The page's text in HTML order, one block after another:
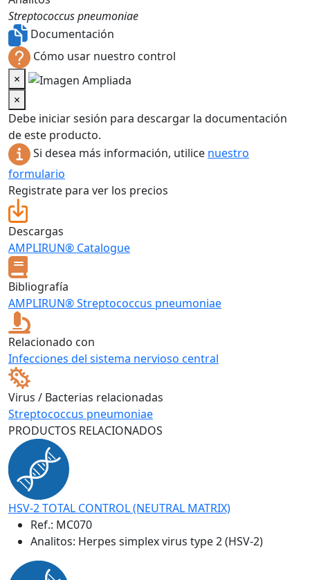
Streptococcus pneumoniae
Documentación
Cómo usar nuestro control
×
×
Debe iniciar sesión para descargar la documentación
de este producto.
Si desea más información, utilice nuestro
formulario
Registrate para ver los precios
Descargas
AMPLIRUN® Catalogue
Bibliografía
AMPLIRUN® Streptococcus pneumoniae
Relacionado con
Infecciones del sistema nervioso central
Virus / Bacterias relacionadas
Streptococcus pneumoniae
PRODUCTOS RELACIONADOS
HSV-2 TOTAL CONTROL (NEUTRAL MATRIX)
Ref.: MC070
Analitos: Herpes simplex virus type 2 (HSV-2)